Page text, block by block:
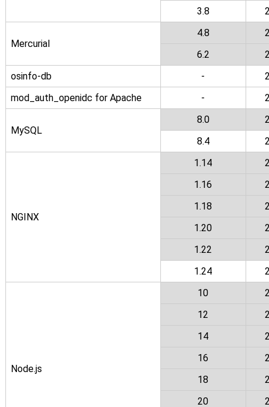
3.8
Mercurial
4.8
6.2
osinfo-db
-
mod_auth_openidc for Apache
-
MySQL
8.0
8.4
NGINX
1.14
1.16
1.18
1.20
1.22
1.24
Node.js
10
12
14
16
18
20